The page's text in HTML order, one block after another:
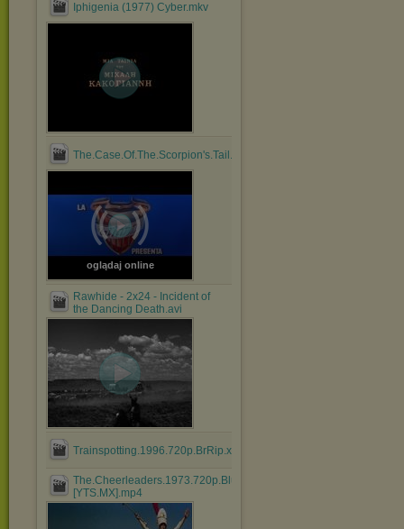
Iphigenia (1977) Cyber.mkv
The.Case.Of.The.Scorpion's.Tail.1971.1080p.BluRay.x264....mp4
oglądaj online
Rawhide - 2x24 - Incident of
the Dancing Death.avi
Trainspotting.1996.720p.BrRip.x264.BOKUTOX.YIFY.mp4
The.Cheerleaders.1973.720p.BluRay.x264.AAC-
[YTS.MX].mp4